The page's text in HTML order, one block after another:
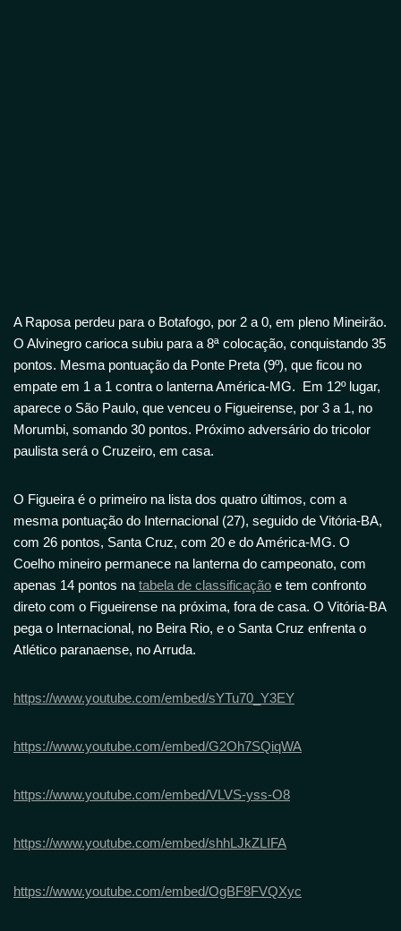
A Raposa perdeu para o Botafogo, por 2 a 0, em pleno Mineirão.
O Alvinegro carioca subiu para a 8ª colocação, conquistando 35
pontos. Mesma pontuação da Ponte Preta (9º), que ficou no
empate em 1 a 1 contra o lanterna América-MG. Em 12º lugar,
aparece o São Paulo, que venceu o Figueirense, por 3 a 1, no
Morumbi, somando 30 pontos. Próximo adversário do tricolor
paulista será o Cruzeiro, em casa.
O Figueira é o primeiro na lista dos quatro últimos, com a
mesma pontuação do Internacional (27), seguido de Vitória-BA,
com 26 pontos, Santa Cruz, com 20 e do América-MG. O
Coelho mineiro permanece na lanterna do campeonato, com
apenas 14 pontos na tabela de classificação e tem confronto
direto com o Figueirense na próxima, fora de casa. O Vitória-BA
pega o Internacional, no Beira Rio, e o Santa Cruz enfrenta o
Atlético paranaense, no Arruda.
https://www.youtube.com/embed/sYTu70_Y3EY
https://www.youtube.com/embed/G2Oh7SQiqWA
https://www.youtube.com/embed/VLVS-yss-O8
https://www.youtube.com/embed/shhLJkZLIFA
https://www.youtube.com/embed/OgBF8FVQXyc